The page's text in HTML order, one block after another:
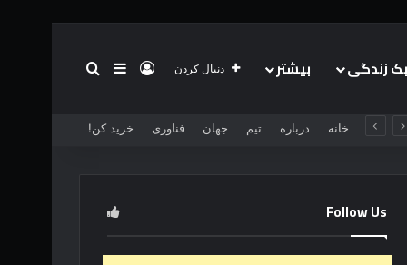
زندگی بیشتر دنبال کردن ورود سایدبار
خانه درباره تیم جهان فناوری خرید کن!
Follow Us